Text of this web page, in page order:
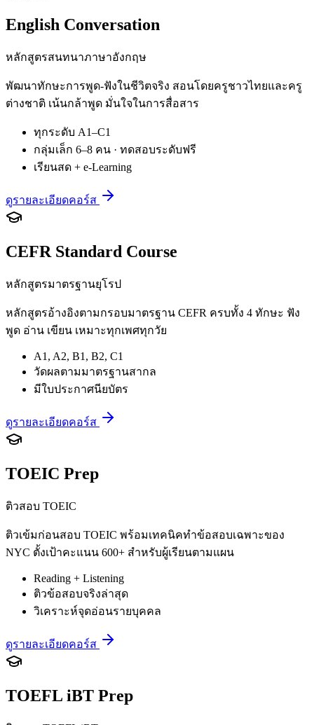
English Conversation
หลักสูตรสนทนาภาษาอังกฤษ
พัฒนาทักษะการพูด-ฟังในชีวิตจริง สอนโดยครูชาวไทยและครู
ต่างชาติ เน้นกล้าพูด มั่นใจในการสื่อสาร
ทุกระดับ A1–C1
กลุ่มเล็ก 6–8 คน · ทดสอบระดับฟรี
เรียนสด + e-Learning
ดูรายละเอียดคอร์ส
CEFR Standard Course
หลักสูตรมาตรฐานยุโรป
หลักสูตรอ้างอิงตามกรอบมาตรฐาน CEFR ครบทั้ง 4 ทักษะ ฟัง
พูด อ่าน เขียน เหมาะทุกเพศทุกวัย
A1, A2, B1, B2, C1
วัดผลตามมาตรฐานสากล
มีใบประกาศนียบัตร
ดูรายละเอียดคอร์ส
TOEIC Prep
ติวสอบ TOEIC
ติวเข้มก่อนสอบ TOEIC พร้อมเทคนิคทำข้อสอบเฉพาะของ
NYC ตั้งเป้าคะแนน 600+ สำหรับผู้เรียนตามแผน
Reading + Listening
ติวข้อสอบจริงล่าสุด
วิเคราะห์จุดอ่อนรายบุคคล
ดูรายละเอียดคอร์ส
TOEFL iBT Prep